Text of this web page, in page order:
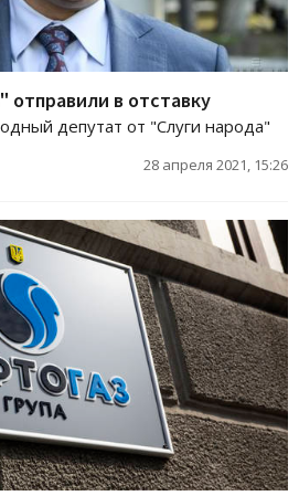
отправили в отставку
депутат от "Слуги народа"
28 апреля 2021, 15:26